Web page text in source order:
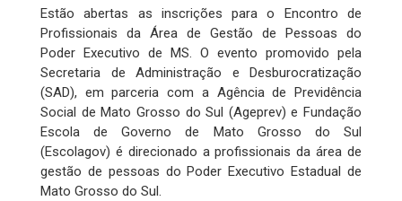
Estão abertas as inscrições para o Encontro de
Profissionais da Área de Gestão de Pessoas do
Poder Executivo de MS. O evento promovido pela
Secretaria de Administração e Desburocratização
(SAD), em parceria com a Agência de Previdência
Social de Mato Grosso do Sul (Ageprev) e Fundação
Escola de Governo de Mato Grosso do Sul
(Escolagov) é direcionado a profissionais da área de
gestão de pessoas do Poder Executivo Estadual de
Mato Grosso do Sul.